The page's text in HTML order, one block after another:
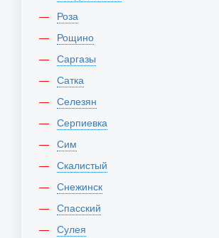
Роза
Рощино
Саргазы
Сатка
Селезян
Серпиевка
Сим
Скалистый
Снежинск
Спасский
Сулея